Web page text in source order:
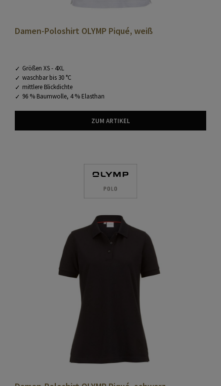
Damen-Poloshirt OLYMP Piqué, weiß
Größen XS - 4XL
waschbar bis 30 °C
mittlere Blickdichte
96 % Baumwolle, 4 % Elasthan
ZUM ARTIKEL